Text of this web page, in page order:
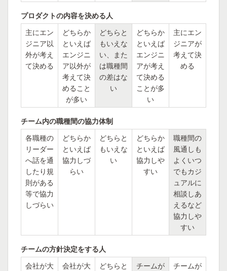
プロダクトの内容を決める人
主にエン
ジニア以
外が考え
て決める
どちらか
といえば
エンジニ
ア以外が
考えて決
めること
が多い
どちらと
もいえな
い、また
は職種間
の差はな
い
どちらか
といえば
エンジニ
アが考え
て決める
ことが多
い
主にエン
ジニアが
考えて決
める
チーム内の職種間の協力体制
各職種の
リーダー
へ話を通
したり規
則がある
等で協力
しづらい
どちらか
といえば
協力しづ
らい
どちらと
もいえな
い
どちらか
といえば
協力しや
すい
職種間の
風通しも
よくいつ
でもカジ
ュアルに
相談しあ
えるなど
協力しや
すい
チームの方針決定をする人
会社が大
会社が大
どちらと
チームが
チームが